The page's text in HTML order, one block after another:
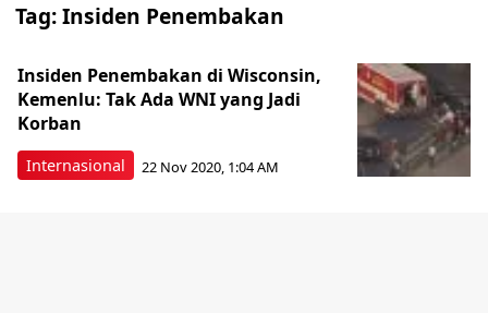
Tag:Insiden Penembakan
Internasional
Insiden Penembakan di Wisconsin,
Kemenlu: Tak Ada WNI yang Jadi
Korban
22 Nov 2020, 1:04 AM